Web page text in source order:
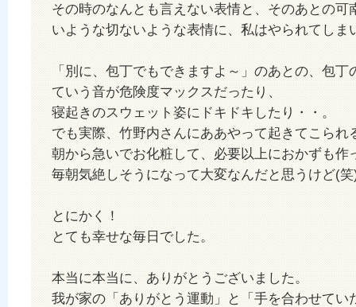
その時のなんとも言えない表情と、そのあとの可
いような切ないような表情に、私はやられてしま
「別に、包丁でもできますよ～」のあとの、包
ていう音が危険度マックスだったり、
寝起きのスウェット姿にドキドキしたり・・。
でも実際、竹野内さんにああやって起きてこられ
朝から急いでお化粧して、必要以上におかずも作
毎朝気絶しそうになって大変なんだと思うけど(
とにかく！
とても幸せな毎日でした。
本当に本当に、ありがとうございました。
我が家の「ありがとう運動」と「手を合わせてい